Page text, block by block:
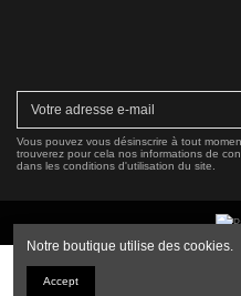
Vous pouvez vous désinscrire à tout
trouverez pour cela nos informations de
dans les conditions d'utilisation du site.
Copyright © 2016-2026
La société VWB Trading n'est pas affiliée à
Notre boutique utilise des cookies.
Accept